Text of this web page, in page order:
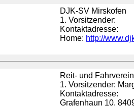
DJK-SV Mirskofen
1. Vorsitzender:
Kontaktadresse:
Home: http://
Reit- und
1. Vorsitzender:
Kontaktadresse:
Grafenhaun 10,